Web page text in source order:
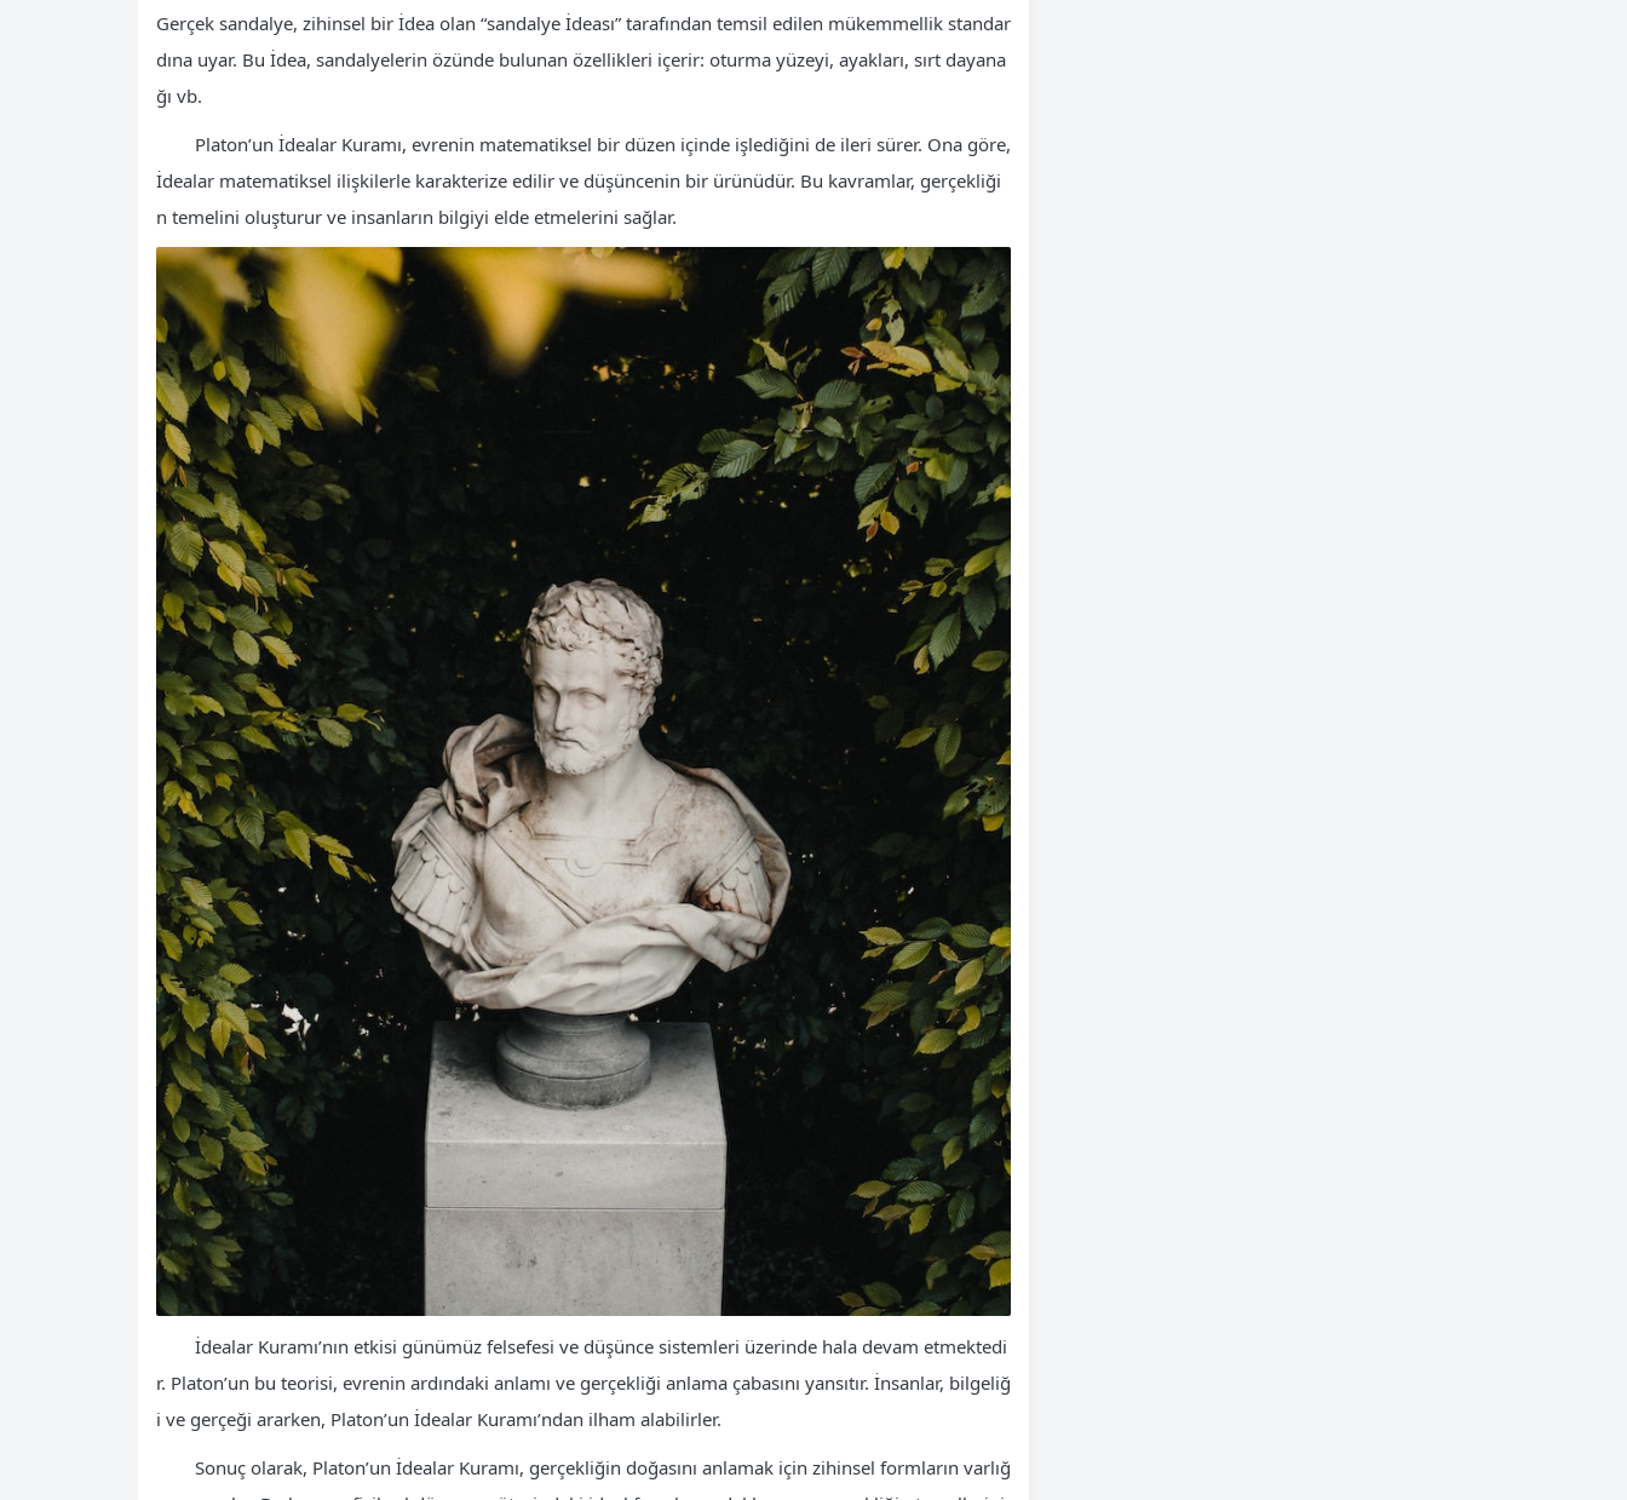
Gerçek sandalye, zihinsel bir İdea olan “sandalye İdeası” tarafından temsil edilen mükemmellik standar
dına uyar. Bu İdea, sandalyelerin özünde bulunan özellikleri içerir: oturma yüzeyi, ayakları, sırt dayana
ğı vb.
Platon’un İdealar Kuramı, evrenin matematiksel bir düzen içinde işlediğini de ileri sürer. Ona göre,
İdealar matematiksel ilişkilerle karakterize edilir ve düşüncenin bir ürünüdür. Bu kavramlar, gerçekliği
n temelini oluşturur ve insanların bilgiyi elde etmelerini sağlar.
İdealar Kuramı’nın etkisi günümüz felsefesi ve düşünce sistemleri üzerinde hala devam etmektedi
r. Platon’un bu teorisi, evrenin ardındaki anlamı ve gerçekliği anlama çabasını yansıtır. İnsanlar, bilgeliğ
i ve gerçeği ararken, Platon’un İdealar Kuramı’ndan ilham alabilirler.
Sonuç olarak, Platon’un İdealar Kuramı, gerçekliğin doğasını anlamak için zihinsel formların varlığ